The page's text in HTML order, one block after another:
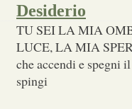
Desiderio
TU SEI LA MIA
LUCE, LA MIA
che accendi e spegni
spingi